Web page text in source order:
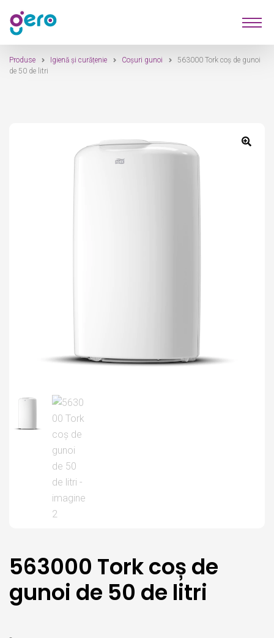
Sari
la
navigare
Sari
la
conținut
Produse
Furnizori
Produse Igienă și curățenie Coșuri gunoi
563000 Tork coș de gunoi
de 50 de litri
563000 Tork coș de
gunoi de 50 de litri